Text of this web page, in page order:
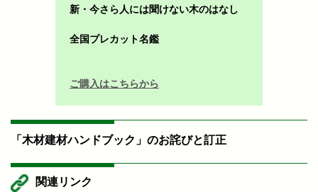
新・今さら人には聞けない木のはなし
全国プレカット名鑑
ご購入はこちらから
「木材建材ハンドブック」のお詫びと訂正
関連リンク